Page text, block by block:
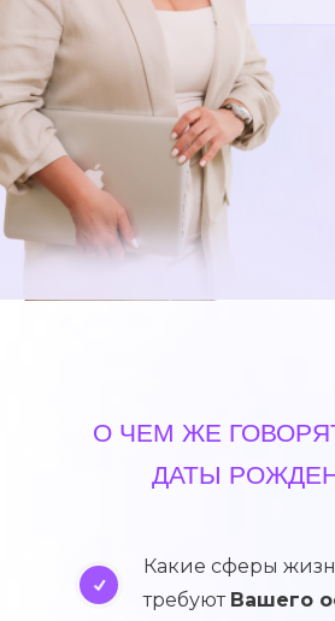
Какие сферы
требуют Вашего
О ЧЕМ ЖЕ
ДАТЫ